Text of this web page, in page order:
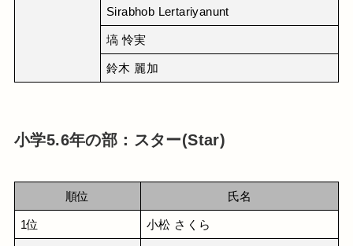
Sirabhob Lertariyanunt
塙 怜実
鈴木 麗加
小学5.6年の部：スター(Star)
順位 氏名
1位 小松 さくら